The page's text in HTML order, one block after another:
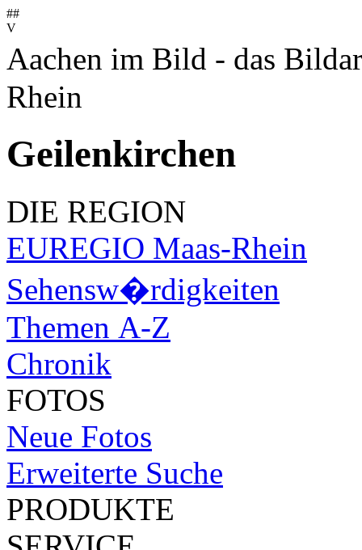
##
V
Aachen im Bild - das
Rhein
Geilenkirchen
DIE REGION
EUREGIO Maas-Rhein
Sehensw�rdigkeiten
Themen A-Z
Chronik
FOTOS
Neue Fotos
Erweiterte Suche
PRODUKTE